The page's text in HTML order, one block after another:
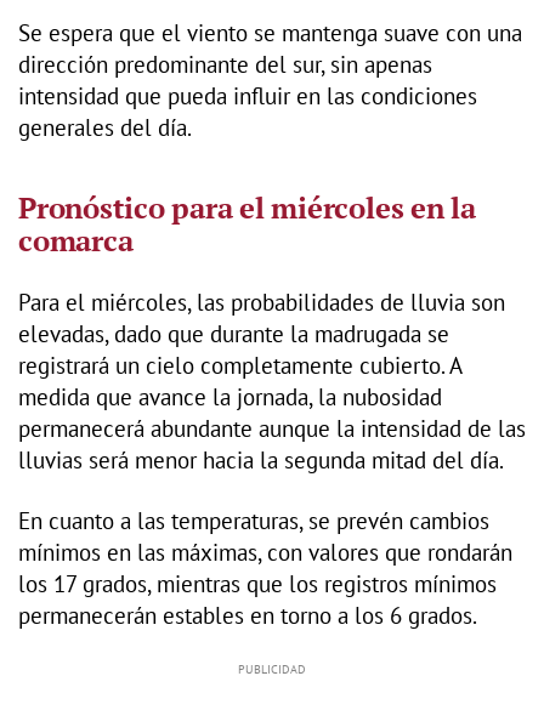
Se espera que el viento se mantenga suave con una
dirección predominante del sur, sin apenas
intensidad que pueda influir en las condiciones
generales del día.
Pronóstico para el miércoles en la
comarca
Para el miércoles, las probabilidades de lluvia son
elevadas, dado que durante la madrugada se
registrará un cielo completamente cubierto. A
medida que avance la jornada, la nubosidad
permanecerá abundante aunque la intensidad de las
lluvias será menor hacia la segunda mitad del día.
En cuanto a las temperaturas, se prevén cambios
mínimos en las máximas, con valores que rondarán
los 17 grados, mientras que los registros mínimos
permanecerán estables en torno a los 6 grados.